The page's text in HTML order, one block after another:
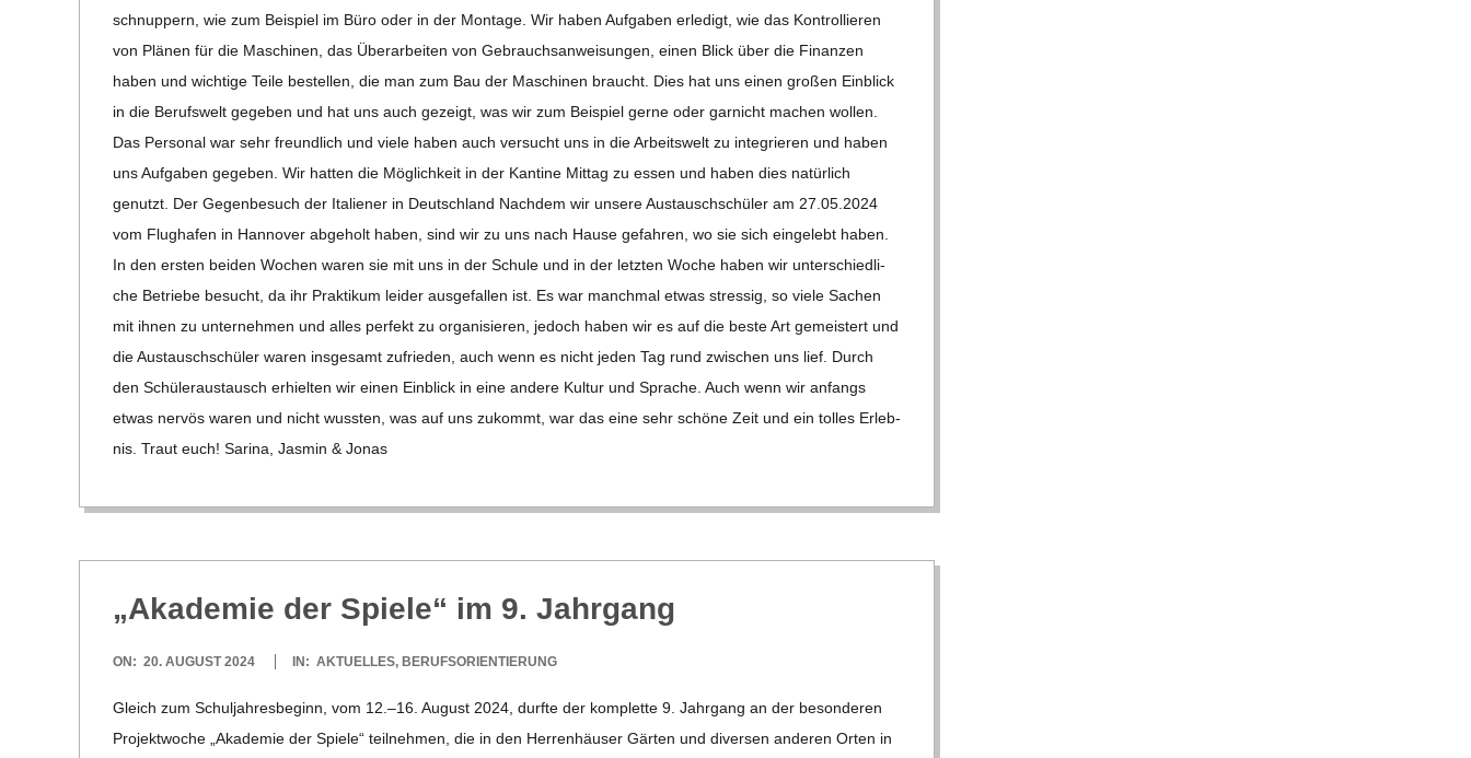
schnup­pern, wie zum Bei­spiel im Büro oder in der Mon­tage. Wir haben Auf­ga­ben erle­digt, wie das Kon­trol­lie­ren
von Plä­nen für die Maschi­nen, das Über­ar­bei­ten von Gebrauchs­an­wei­sun­gen, einen Blick über die Finan­zen
haben und wich­tige Teile bestel­len, die man zum Bau der Maschi­nen braucht. Dies hat uns einen gro­ßen Ein­blick
in die Berufs­welt gege­ben und hat uns auch gezeigt, was wir zum Bei­spiel gerne oder gar­nicht machen wol­len.
Das Per­so­nal war sehr freund­lich und viele haben auch ver­sucht uns in die Arbeits­welt zu inte­grie­ren und haben
uns Auf­ga­ben gege­ben. Wir hat­ten die Mög­lich­keit in der Kan­tine Mit­tag zu essen und haben dies natür­lich
genutzt. Der Gegen­be­such der Ita­lie­ner in Deutsch­land Nach­dem wir unsere Aus­tausch­schü­ler am 27.05.2024
vom Flug­ha­fen in Han­no­ver abge­holt haben, sind wir zu uns nach Hause gefah­ren, wo sie sich ein­ge­lebt haben.
In den ers­ten bei­den Wochen waren sie mit uns in der Schule und in der letz­ten Woche haben wir unter­schied­li­
che Betriebe besucht, da ihr Prak­ti­kum lei­der aus­ge­fal­len ist. Es war manch­mal etwas stres­sig, so viele Sachen
mit ihnen zu unter­neh­men und alles per­fekt zu orga­ni­sie­ren, jedoch haben wir es auf die beste Art gemeis­tert und
die Aus­tausch­schü­ler waren ins­ge­samt zufrie­den, auch wenn es nicht jeden Tag rund zwi­schen uns lief. Durch
den Schü­ler­aus­tausch erhiel­ten wir einen Ein­blick in eine andere Kul­tur und Spra­che. Auch wenn wir anfangs
etwas ner­vös waren und nicht wuss­ten, was auf uns zukommt, war das eine sehr schöne Zeit und ein tol­les Erleb­
nis. Traut euch! Sarina, Jas­min & Jonas
„Aka­de­mie der Spiele“ im 9. Jahrgang
2024-
ON: 20. AUGUST 2024 IN: AKTUELLES, BERUFSORIENTIERUNG
Gleich zum Schul­jah­res­be­ginn, vom 12.–16. August 2024, durfte der kom­plette 9. Jahr­gang an der beson­de­ren
Pro­jekt­wo­che „Aka­de­mie der Spiele“ teil­neh­men, die in den Her­ren­häu­ser Gär­ten und diver­sen ande­ren Orten in